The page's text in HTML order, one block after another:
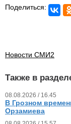
Поделиться:
Новости СМИ2
Также в
08.08.2026 / 16.45
В Грозном
Орзамиева